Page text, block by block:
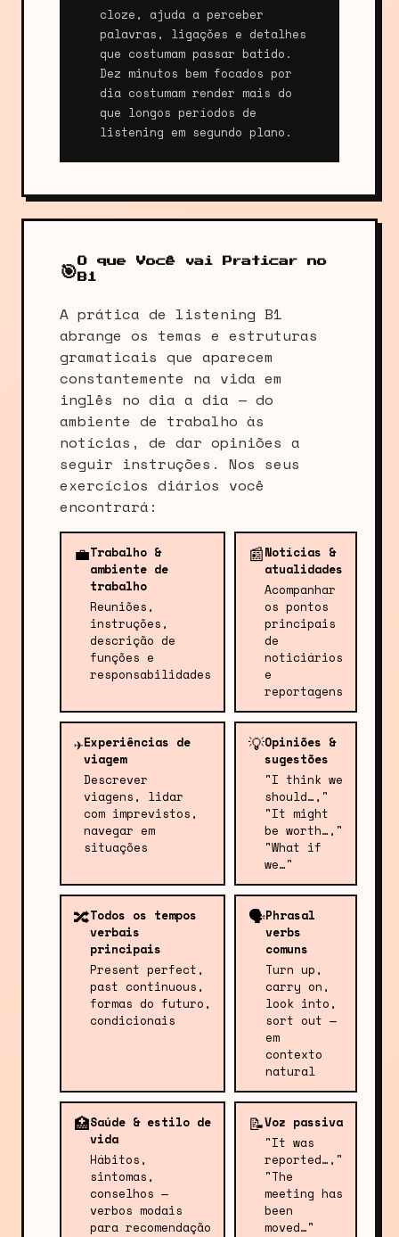
cloze, ajuda a perceber
palavras, ligações e detalhes
que costumam passar batido.
Dez minutos bem focados por
dia costumam render mais do
que longos períodos de
listening em segundo plano.
🎯O que Você vai Praticar no
B1
A prática de listening B1
abrange os temas e estruturas
gramaticais que aparecem
constantemente na vida em
inglês no dia a dia — do
ambiente de trabalho às
notícias, de dar opiniões a
seguir instruções. Nos seus
exercícios diários você
encontrará:
💼Trabalho &
ambiente de
trabalho
Reuniões,
instruções,
descrição de
funções e
responsabilidades
📰Notícias &
atualidades
Acompanhar
os pontos
principais
de
noticiários
e
reportagens
✈️Experiências de
viagem
Descrever
viagens, lidar
com imprevistos,
navegar em
situações
💡Opiniões &
sugestões
"I think we
should…,"
"It might
be worth…,"
"What if
we…"
🔀Todos os tempos
verbais
principais
Present perfect,
past continuous,
formas do futuro,
condicionais
🗣️Phrasal
verbs
comuns
Turn up,
carry on,
look into,
sort out —
em
contexto
natural
🏥Saúde & estilo de
vida
Hábitos,
sintomas,
conselhos —
verbos modais
para recomendação
📝Voz passiva
"It was
reported…,"
"The
meeting has
been
moved…"